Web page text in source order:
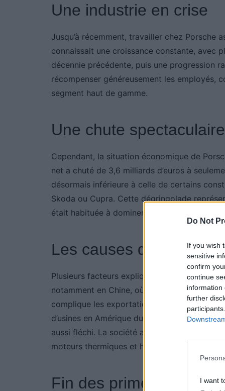
Do Not
If you wish
sensitive
confirm
continue
information
further
I want
Une industrie en crise
Jusqu’à récemment, travailler chez Porsche
connaissait une croissance constante, avec
décennie précédente, puis une progression
récompenser généreusement les employés,
segment haut de gamme.
Une chute
Cependant, la situation économique de
net a chuté de 3,6 milliards d’euros à
désormais inférieure à celle de certains
Skoda ou Cupra. Cette dégringolade
était habituée à dominer.
Les causes de la crise
Plusieurs facteurs expliquent cette situation.
notamment en Chine, où les ventes
complique les exportations. Les taxes
d’usines en Amérique du Nord. La demande
aussi fléchi. La société a dû investir plus de
moteurs thermiques et hybrides, ce qui
Fin des primes pour